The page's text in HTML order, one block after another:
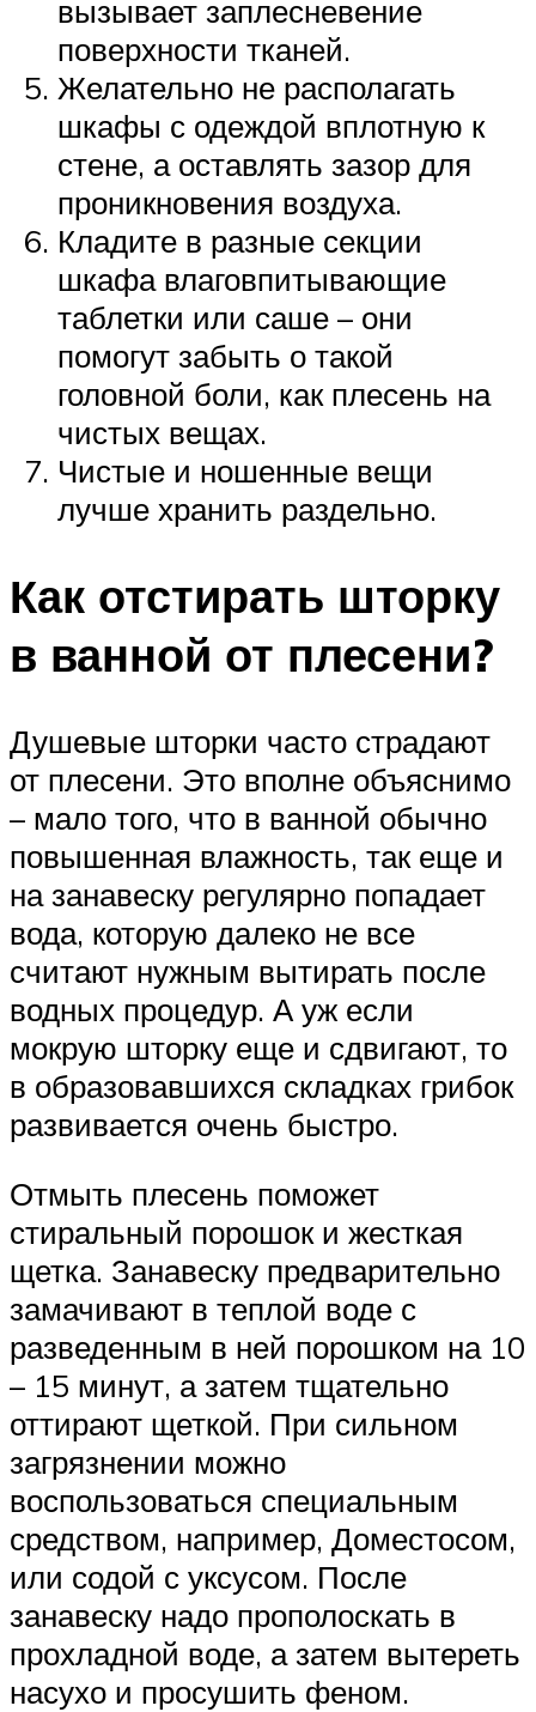
вызывает заплесневение
поверхности тканей.
Желательно не располагать
шкафы с одеждой вплотную к
стене, а оставлять зазор для
проникновения воздуха.
Кладите в разные секции
шкафа влаговпитывающие
таблетки или саше – они
помогут забыть о такой
головной боли, как плесень на
чистых вещах.
Чистые и ношенные вещи
лучше хранить раздельно.
Как отстирать шторку
в ванной от плесени?
Душевые шторки часто страдают
от плесени. Это вполне объяснимо
– мало того, что в ванной обычно
повышенная влажность, так еще и
на занавеску регулярно попадает
вода, которую далеко не все
считают нужным вытирать после
водных процедур. А уж если
мокрую шторку еще и сдвигают, то
в образовавшихся складках грибок
развивается очень быстро.
Отмыть плесень поможет
стиральный порошок и жесткая
щетка. Занавеску предварительно
замачивают в теплой воде с
разведенным в ней порошком на 10
– 15 минут, а затем тщательно
оттирают щеткой. При сильном
загрязнении можно
воспользоваться специальным
средством, например, Доместосом,
или содой с уксусом. После
занавеску надо прополоскать в
прохладной воде, а затем вытереть
насухо и просушить феном.